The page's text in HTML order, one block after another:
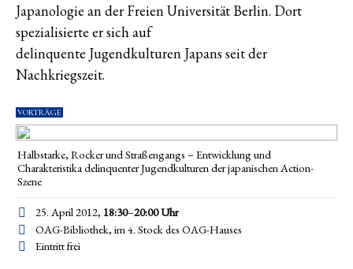
Japanologie an der Freien Universität Berlin. Dort
spezialisierte er sich auf
delinquente Jugendkulturen Japans seit der
Nachkriegszeit.
VORTRÄGE
Halbstarke, Rocker und Straßengangs – Entwicklung und
Charakteristika delinquenter Jugendkulturen der japanischen Action-
Szene
25. April 2012, 18:30–20:00Uhr
OAG-Bibliothek, im 4. Stock des OAG-Hauses
Eintritt frei